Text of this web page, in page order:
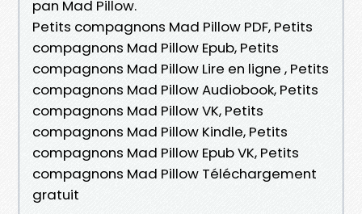
pan Mad Pillow.
Petits compagnons Mad Pillow PDF, Petits
compagnons Mad Pillow Epub, Petits
compagnons Mad Pillow Lire en ligne , Petits
compagnons Mad Pillow Audiobook, Petits
compagnons Mad Pillow VK, Petits
compagnons Mad Pillow Kindle, Petits
compagnons Mad Pillow Epub VK, Petits
compagnons Mad Pillow Téléchargement
gratuit